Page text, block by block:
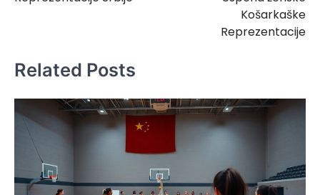
Košarkaške
Reprezentacije
Related Posts